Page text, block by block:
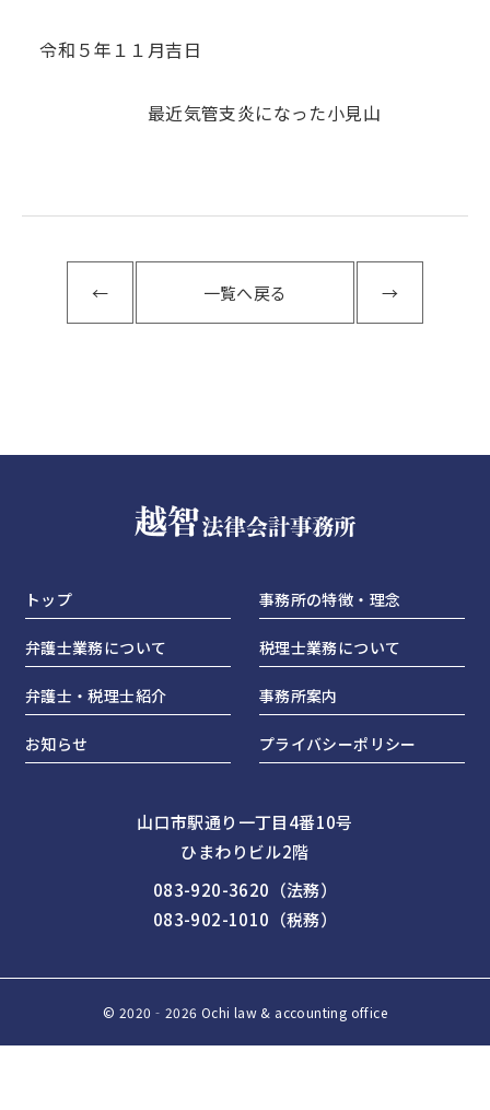
令和５年１１月吉日
最近気管支炎になった小見山
← 一覧へ戻る →
トップ 事務所の特徴・理念
弁護士業務について 税理士業務について
弁護士・税理士紹介 事務所案内
お知らせ プライバシーポリシー
山口市駅通り一丁目4番10号
ひまわりビル2階
083-920-3620（法務）
083-902-1010（税務）
© 2020‐2026 Ochi law & accounting office